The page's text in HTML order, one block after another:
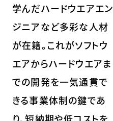
学んだハードウエアエン
ジニアなど多彩な人材
が在籍。これがソフトウ
エアからハードウエアま
での開発を一気通貫で
きる事業体制の鍵であ
り、短納期や低コストを